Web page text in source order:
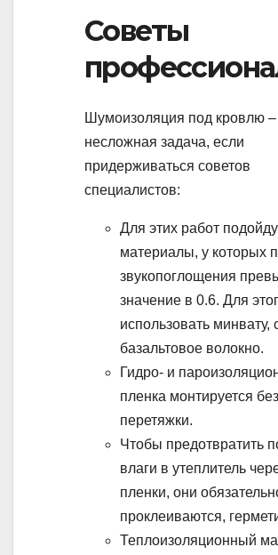
Советы
Шумоизоляция под кровлю –
несложная задача, если
придерживаться советов
специалистов:
Для этих работ
материалы, у которых
звукопоглощения
значение в 0.6. Для
использовать минвату,
базальтовое волокно.
Гидро- и
пленка монтируется без
перетяжки.
Чтобы предотвратить
влаги в утеплитель
пленки, они
проклеиваются,
Теплоизоляционный